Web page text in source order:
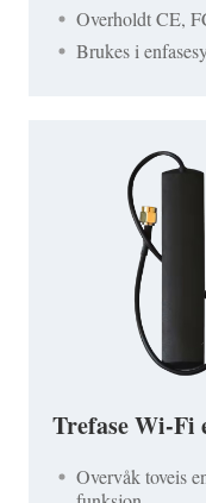
Overholdt CE,
Brukes i
Trefase Wi-Fi
Overvåk toveis